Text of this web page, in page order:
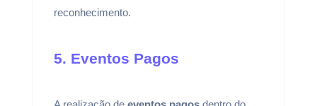
reconhecimento.
5. Eventos Pagos